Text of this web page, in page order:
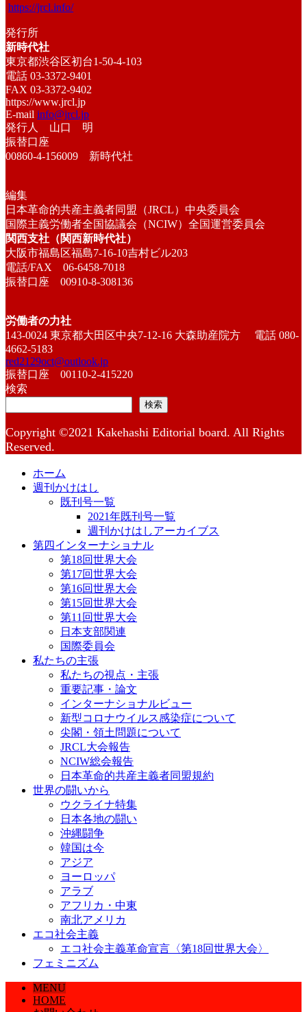
https://jrcl.info/
発行所
新時代社
東京都渋谷区初台1-50-4-103
電話 03-3372-9401
FAX 03-3372-9402
https://www.jrcl.jp
E-mail info@jrcl.jp
発行人 山口 明
振替口座
00860-4-156009 新時代社
編集
日本革命的共産主義者同盟（JRCL）中央委員会
国際主義労働者全国協議会（NCIW）全国運営委員会
関西支社（関西新時代社）
大阪市福島区福島7-16-10吉村ビル203
電話/FAX 06-6458-7018
振替口座 00910-8-308136
労働者の力社
143-0024 東京都大田区中央7-12-16 大森助産院方 電話 080-
4662-5183
red2129oct@outlook.jp
振替口座 00110-2-415220
検索
検索
Copyright ©2021 Kakehashi Editorial board. All Rights
Reserved.
ホーム
週刊かけはし
既刊号一覧
2021年既刊号一覧
週刊かけはしアーカイブス
第四インターナショナル
第18回世界大会
第17回世界大会
第16回世界大会
第15回世界大会
第11回世界大会
日本支部関連
国際委員会
私たちの主張
私たちの視点・主張
重要記事・論文
インターナショナルビュー
新型コロナウイルス感染症について
尖閣・領土問題について
JRCL大会報告
NCIW総会報告
日本革命的共産主義者同盟規約
世界の闘いから
ウクライナ特集
日本各地の闘い
沖縄闘争
韓国は今
アジア
ヨーロッパ
アラブ
アフリカ・中東
南北アメリカ
エコ社会主義
エコ社会主義革命宣言〈第18回世界大会〉
フェミニズム
MENU
HOME